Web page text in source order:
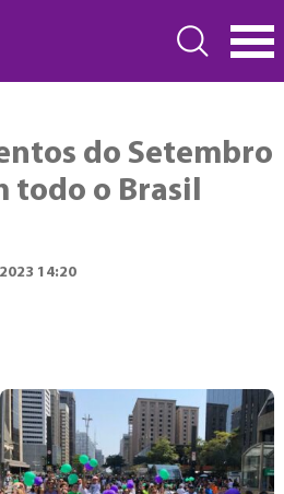
do Setembro
todo o Brasil
14:20